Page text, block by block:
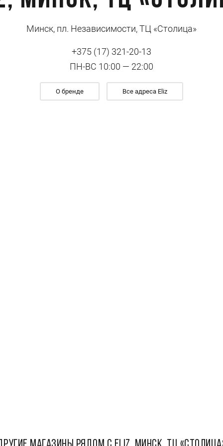
Минск, пл. Независимости, ТЦ «Столица»
+375 (17) 321-20-13
ПН-ВС 10:00 — 22:00
О бренде Все адреса Eliz